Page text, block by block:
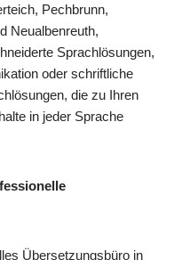
Pechbrunn,
Neualbenreuth,
Sprachlösungen,
oder schriftliche
die zu Ihren
in jeder Sprache
Übersetzungsbüro in